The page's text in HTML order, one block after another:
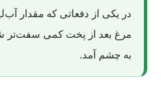
در یکی از دفعاتی که مقدار
مرغ بعد از پخت کمی سفت‌تر
به چشم آمد.